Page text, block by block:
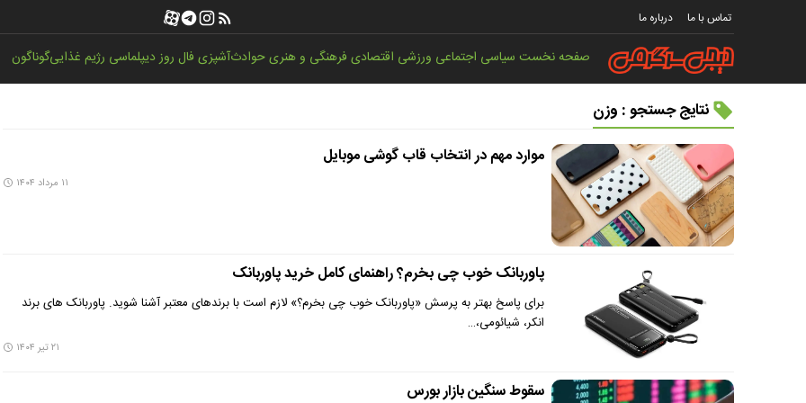
تماس با ما درباره ما
صفحه نخستسیاسی اجتماعی ورزشی اقتصادیفرهنگی و هنریحوادثآشپزیفال روزدیپلماسی رژیم غذاییگوناگون
نتایج جستجو : وزن
موارد مهم در انتخاب قاب گوشی موبایل
۱۱ مرداد ۱۴۰۴
پاوربانک خوب چی بخرم؟ راهنمای کامل خرید پاوربانک
برای پاسخ بهتر به پرسش «پاوربانک خوب چی بخرم؟» لازم است با برندهای معتبر آشنا شوید. پاوربانک های برند
انکر، شیائومی،…
۲۱ تیر ۱۴۰۴
سقوط سنگین بازار بورس